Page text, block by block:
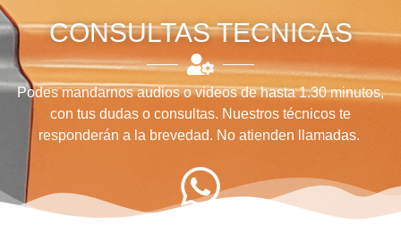
CONSULTAS TECNICAS
Podes mandarnos audios o videos de hasta 1.30 minutos,
con tus dudas o consultas. Nuestros técnicos te
responderán a la brevedad. No atienden llamadas.